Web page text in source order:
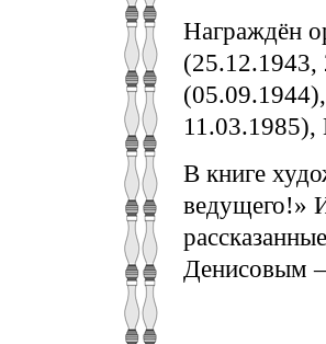
Награждён
(25.12.1943,
11.03.1985),
В книге
ведущего!»
Денисовым –